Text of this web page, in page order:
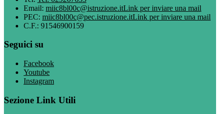
Email: miic8bl00c@istruzione.itLink per inviare una mail
PEC: miic8bl00c@pec.istruzione.itLink per inviare una mail
C.F.: 91546900159
Seguici su
Facebook
Youtube
Instagram
Sezione Link Utili